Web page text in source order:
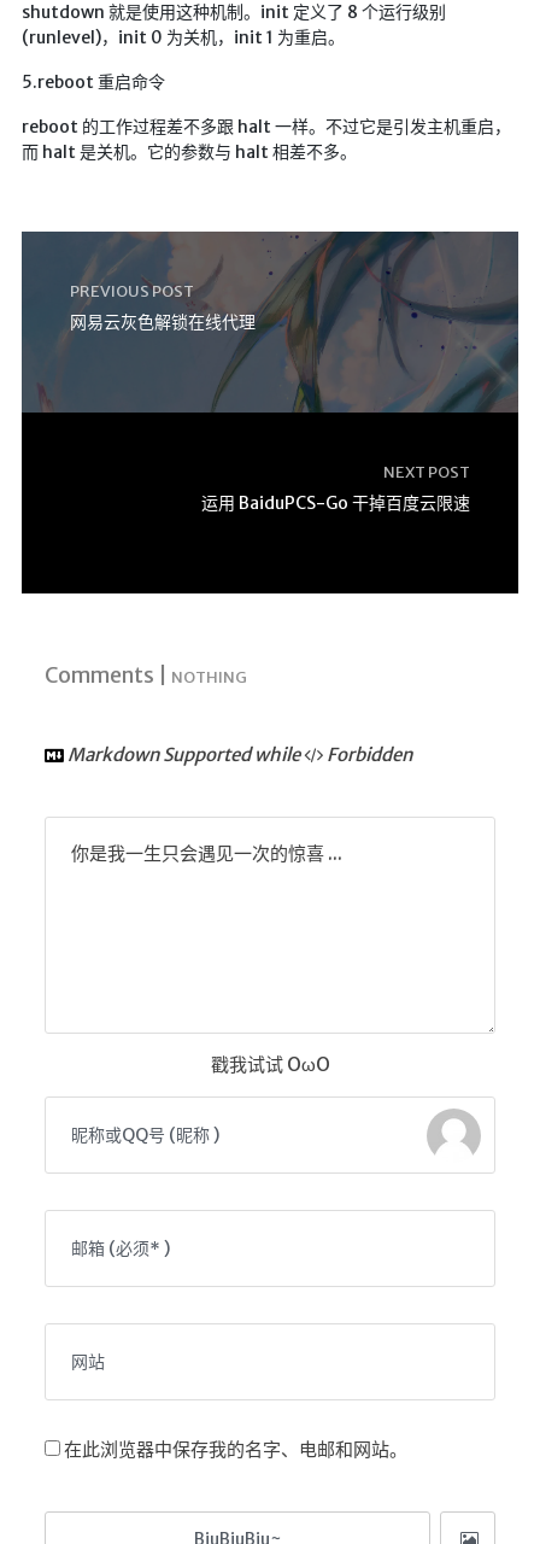
shutdown 就是使用这种机制。init 定义了 8 个运行级别
(runlevel)，init 0 为关机，init 1 为重启。
5.reboot 重启命令
reboot 的工作过程差不多跟 halt 一样。不过它是引发主机重启，
而 halt 是关机。它的参数与 halt 相差不多。
PREVIOUS POST
网易云灰色解锁在线代理
NEXT POST
运用 BaiduPCS-Go 干掉百度云限速
Comments | NOTHING
Markdown Supported while Forbidden
你是我一生只会遇见一次的惊喜 ...
戳我试试 OωO
在此浏览器中保存我的名字、电邮和网站。